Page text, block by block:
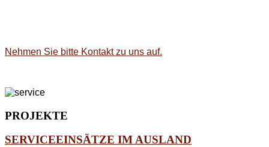
Nehmen Sie bitte Kontakt zu uns auf.
PROJEKTE
SERVICEEINSÄTZE IM AUSLAND